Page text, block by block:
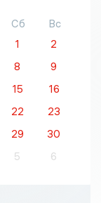
Сб
Вс
1
2
8
9
15
16
22
23
29
30
5 6